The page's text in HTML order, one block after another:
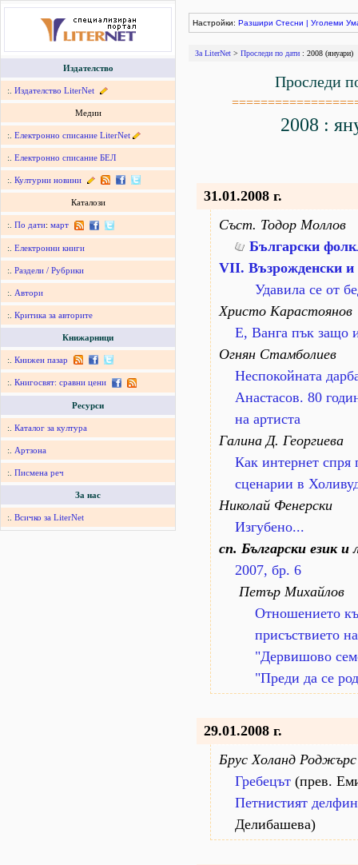
Издателство
:. Издателство LiterNet
Медии
:. Електронно списание LiterNet
:. Електронно списание БЕЛ
:. Културни новини
Каталози
:. По дати: март
:. Електронни книги
:. Раздели / Рубрики
:. Автори
:. Критика за авторите
Книжарници
:. Книжен пазар
:. Книгосвят: сравни цени
Ресурси
:. Каталог за култура
:. Артзона
:. Писмена реч
За нас
:. Всичко за LiterNet
Настройки: Разшири Стесни | Уголеми
За LiterNet > Проследи по дати : 2008 (януари)
Проследи
2008 :
31.01.2008 г.
Съст. Тодор Моллов
Български
VІІ. Възрожденски
Удавила се от
Христо Карастоянов
Е, Ванга пък защо
Огнян Стамболиев
Неспокойната
Анастасов. 80
на артиста
Галина Д. Георгиева
Как интернет спря
сценарии в
Николай Фенерски
Изгубено...
сп. Български език
2007, бр. 6
Петър Михайлов
Отношението
присъствието
"Дервишово
"Преди да се
29.01.2008 г.
Брус Холанд Роджърс
Гребецът (прев.
Петнистият делфин
Делибашева)